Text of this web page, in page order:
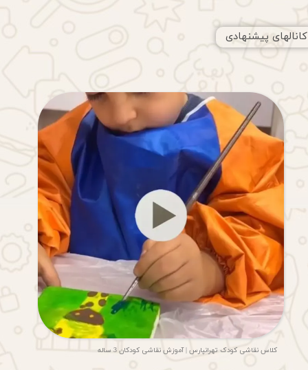
کانالهای پیشنهادی
کلاس نقاشی کودک تهرانپارس | آموزش نقاشی کودکان 3 ساله